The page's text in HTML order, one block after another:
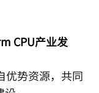
CPU产业发
势资源，共同